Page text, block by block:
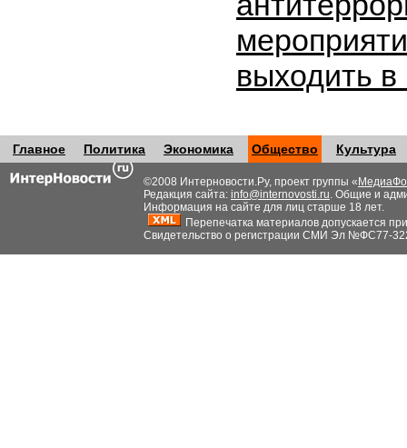
выходить
Главное Политика Экономика Общество Культура
©2008 Интерновости.Ру, проект группы «
Редакция сайта: info@internovosti.ru. Общие и
Информация на сайте для лиц старше 18 лет.
Перепечатка материалов допускается
Свидетельство о регистрации СМИ Эл №ФС77-